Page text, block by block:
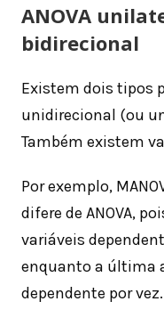
ANOVA
bidirecional
Existem dois tipos
unidirecional (ou
Também existem
Por exemplo,
difere de ANOVA,
variáveis
enquanto a última
dependente por vez.